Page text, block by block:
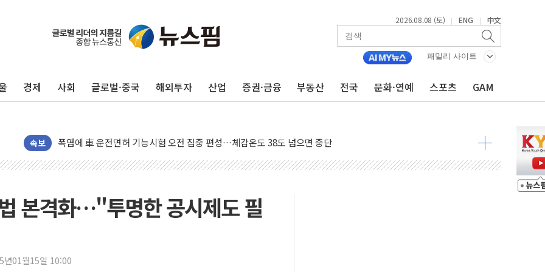
2026.08.08 (토) | ENG | 中文
패밀리 사이트
경제 사회 글로벌·중국 해외투자 산업 증권·금융 부동산 전국 문화·연예 스포츠 GAM
속보
청양 밭에서 일하던 90대 숨져…온열질환 여부 조사
李대통령, 'ISA·주가누르기 방지법' 전면 재검토 지시
'호우 특보' 경북 울진 시간당 20~30mm 강한 비...가뭄 해소될 듯
오세훈 "용산공원 주택 검토, 민주당 스스로 원칙 뒤집는 것"
충북 주말 무더위 지속…청주·진천 35도, 곳곳 소나기
본격화…"투명한 공시제도 필
년01월15일 10:00